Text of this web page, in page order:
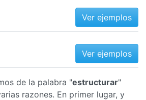
Ver ejemplos
Ver ejemplos
de la palabra "estructurar"
razones. En primer lugar, y